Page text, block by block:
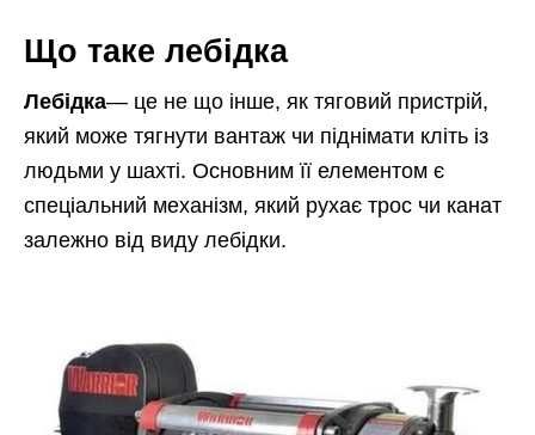
Що таке лебідка
Лебідка— це не що інше, як тяговий пристрій,
який може тягнути вантаж чи піднімати кліть із
людьми у шахті. Основним її елементом є
спеціальний механізм, який рухає трос чи канат
залежно від виду лебідки.